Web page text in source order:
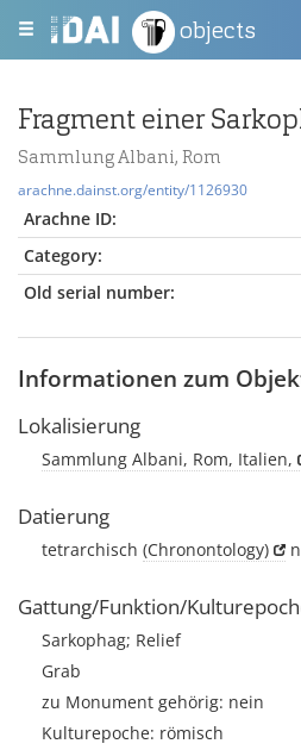
objects
Sammlung Albani, Rom
arachne.dainst.org/entity/1126930
Arachne ID:
Category:
Old serial number:
Informationen zum
Lokalisierung
Sammlung Albani, Rom, Italien,
Datierung
tetrarchisch (Chronontology)
Gattung/Funktion/
Sarkophag; Relief
Grab
zu Monument gehörig: nein
Kulturepoche: römisch